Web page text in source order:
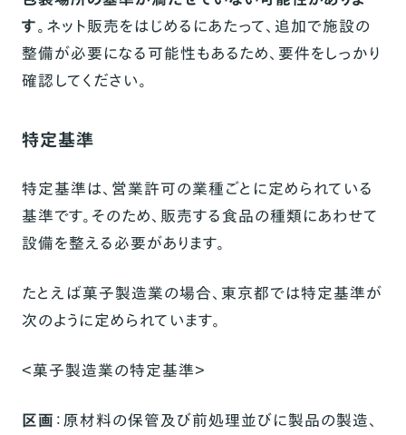
す。ネット販売をはじめるにあたって、追加で施設の
整備が必要になる可能性もあるため、要件をしっかり
確認してください。
特定基準
特定基準は、営業許可の業種ごとに定められている
基準です。そのため、販売する食品の種類にあわせて
設備を整える必要があります。
たとえば菓子製造業の場合、東京都では特定基準が
次のように定められています。
＜菓子製造業の特定基準＞
区画 ：原材料の保管及び前処理並びに製品の製造、